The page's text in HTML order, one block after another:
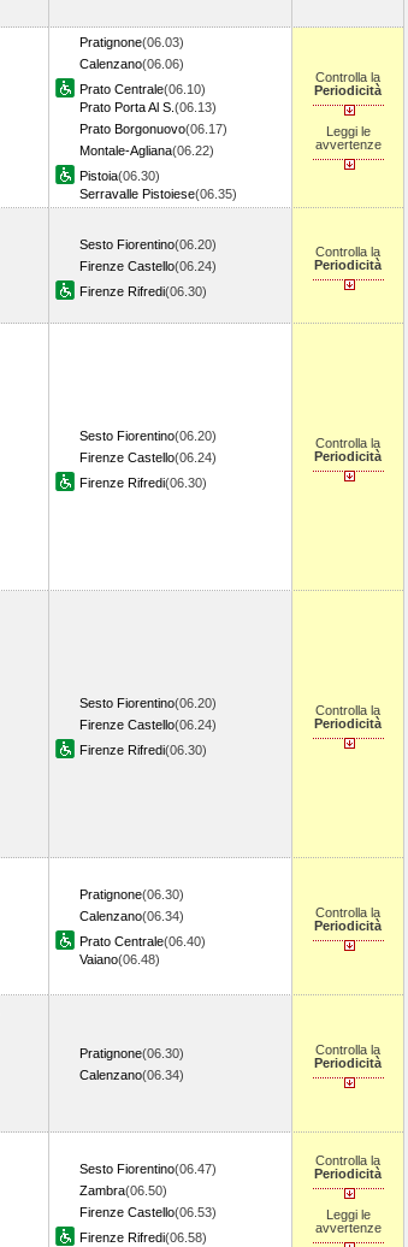
Pratignone(06.03)
Calenzano(06.06)
Prato Centrale(06.10)
Prato Porta Al S. (06.13)
Prato Borgonuovo(06.17)
Montale-Agliana(06.22)
Pistoia(06.30)
Serravalle Pistoiese(06.35)
Controlla la
Periodicità
Leggi le
avvertenze
Sesto Fiorentino(06.20)
Firenze Castello(06.24)
Firenze Rifredi(06.30)
Controlla la
Periodicità
Sesto Fiorentino(06.20)
Firenze Castello(06.24)
Firenze Rifredi(06.30)
Controlla la
Periodicità
Sesto Fiorentino(06.20)
Firenze Castello(06.24)
Firenze Rifredi(06.30)
Controlla la
Periodicità
Pratignone(06.30)
Calenzano(06.34)
Prato Centrale(06.40)
Vaiano(06.48)
Controlla la
Periodicità
Pratignone(06.30)
Calenzano(06.34)
Controlla la
Periodicità
Sesto Fiorentino(06.47)
Zambra(06.50)
Firenze Castello(06.53)
Firenze Rifredi(06.58)
Controlla la
Periodicità
Leggi le
avvertenze